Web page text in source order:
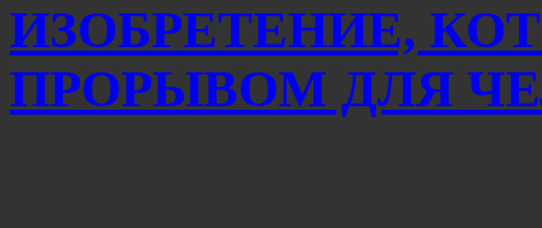
ИЗОБРЕТЕНИЕ,
ПРОРЫВОМ ДЛЯ